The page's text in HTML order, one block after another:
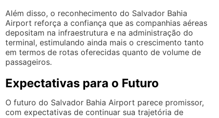
Além disso, o reconhecimento do Salvador Bahia
Airport reforça a confiança que as companhias aéreas
depositam na infraestrutura e na administração do
terminal, estimulando ainda mais o crescimento tanto
em termos de rotas oferecidas quanto de volume de
passageiros.
Expectativas para o Futuro
O futuro do Salvador Bahia Airport parece promissor,
com expectativas de continuar sua trajetória de